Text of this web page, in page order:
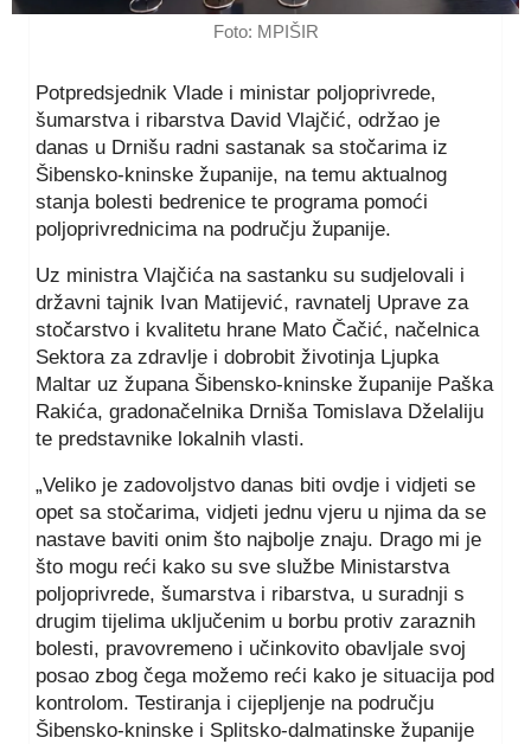
Foto: MPIŠIR
Potpredsjednik Vlade i ministar poljoprivrede,
šumarstva i ribarstva David Vlajčić, održao je
danas u Drnišu radni sastanak sa stočarima iz
Šibensko-kninske županije, na temu aktualnog
stanja bolesti bedrenice te programa pomoći
poljoprivrednicima na području županije.
Uz ministra Vlajčića na sastanku su sudjelovali i
državni tajnik Ivan Matijević, ravnatelj Uprave za
stočarstvo i kvalitetu hrane Mato Čačić, načelnica
Sektora za zdravlje i dobrobit životinja Ljupka
Maltar uz župana Šibensko-kninske županije Paška
Rakića, gradonačelnika Drniša Tomislava Dželaliju
te predstavnike lokalnih vlasti.
„Veliko je zadovoljstvo danas biti ovdje i vidjeti se
opet sa stočarima, vidjeti jednu vjeru u njima da se
nastave baviti onim što najbolje znaju. Drago mi je
što mogu reći kako su sve službe Ministarstva
poljoprivrede, šumarstva i ribarstva, u suradnji s
drugim tijelima uključenim u borbu protiv zaraznih
bolesti, pravovremeno i učinkovito obavljale svoj
posao zbog čega možemo reći kako je situacija pod
kontrolom. Testiranja i cijepljenje na području
Šibensko-kninske i Splitsko-dalmatinske županije